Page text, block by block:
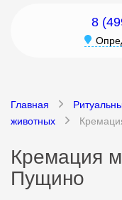
8
Главная
животных
Кремация
Пущино